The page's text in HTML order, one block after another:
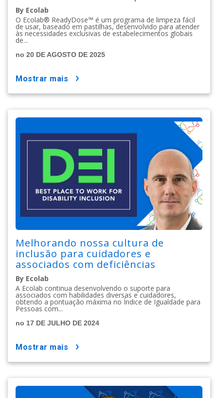
By Ecolab
O Ecolab® ReadyDose™ é um programa de limpeza fácil
de usar, baseado em pastilhas, desenvolvido para atender
às necessidades exclusivas de estabelecimentos globais
de...
no 20 DE AGOSTO DE 2025
mostrar mais
Melhorando nossa cultura de
inclusão para cuidadores e
associados com deficiências
By Ecolab
A Ecolab continua desenvolvendo o suporte para
associados com habilidades diversas e cuidadores,
obtendo a pontuação máxima no Índice de Igualdade para
Pessoas com...
no 17 DE JULHO DE 2024
mostrar mais